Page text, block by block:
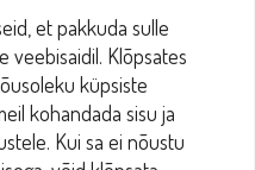
et pakkuda sulle
veebisaidil. Klõpsates
küpsiste
kohandada sisu ja
Kui sa ei nõustu